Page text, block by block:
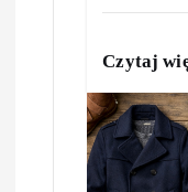
Czytaj